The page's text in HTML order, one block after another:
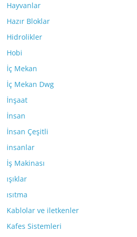
Hayvanlar
Hazır Bloklar
Hidrolikler
Hobi
İç Mekan
İç Mekan Dwg
İnşaat
İnsan
İnsan Çeşitli
insanlar
İş Makinası
ışıklar
ısıtma
Kablolar ve iletkenler
Kafes Sistemleri